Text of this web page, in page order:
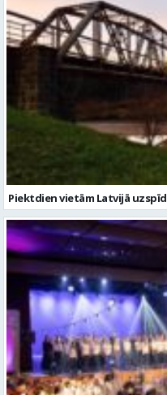
Piektdien vietām Latvijā